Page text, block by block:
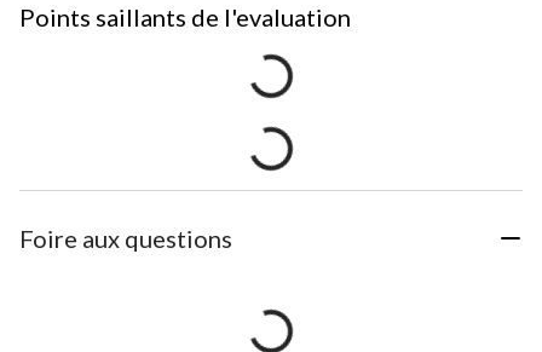
Points saillants de l'evaluation
Foire aux questions